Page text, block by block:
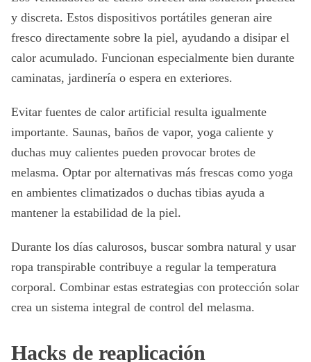
y discreta. Estos dispositivos portátiles generan aire
fresco directamente sobre la piel, ayudando a disipar el
calor acumulado. Funcionan especialmente bien durante
caminatas, jardinería o espera en exteriores.
Evitar fuentes de calor artificial resulta igualmente
importante. Saunas, baños de vapor, yoga caliente y
duchas muy calientes pueden provocar brotes de
melasma. Optar por alternativas más frescas como yoga
en ambientes climatizados o duchas tibias ayuda a
mantener la estabilidad de la piel.
Durante los días calurosos, buscar sombra natural y usar
ropa transpirable contribuye a regular la temperatura
corporal. Combinar estas estrategias con protección solar
crea un sistema integral de control del melasma.
Hacks de reaplicación